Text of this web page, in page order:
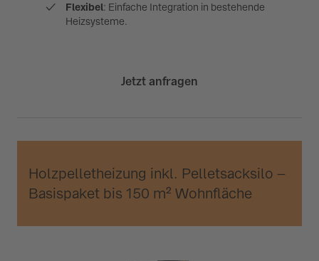
Flexibel: Einfache Integration in bestehende
Heizsysteme.
Jetzt anfragen
Holzpelletheizung inkl. Pelletsacksilo –
Basispaket bis 150 m² Wohnfläche